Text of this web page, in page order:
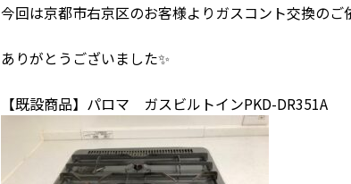
今回は京都市右京区のお客様よりガスコント交換のご
ありがとうございました✨
【既設商品】パロマ ガスビルトインPKD-DR351A